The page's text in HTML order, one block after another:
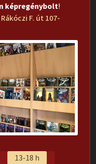
képregénybolt!
F. út 107-
13-18 h